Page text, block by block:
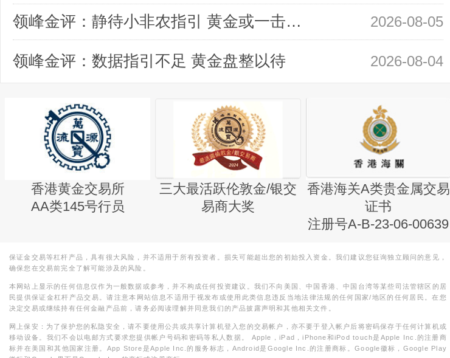
领峰金评：静待小非农指引 黄金或一击破局 2026-08-05
领峰金评：数据指引不足 黄金盘整以待 2026-08-04
香港黄金交易所
AA类145号行员
三大最活跃伦敦金/银交
易商大奖
香港海关A类贵金属交易
证书
注册号A-B-23-06-00639
保证金交易等杠杆产品，具有很大风险，并不适用于所有投资者。损失可能超出您的初始投入资金。我们建议您征询独立顾问的意见，
确保您在交易前完全了解可能涉及的风险。
本网站上显示的任何信息仅作为一般数据或参考，并不构成任何投资建议。我们不向美国、中国香港、中国台湾等某些司法管辖区的居
民提供保证金杠杆产品交易。请注意本网站信息不适用于视发布或使用此类信息违反当地法律法规的任何国家/地区的任何居民。在您
决定交易或继续持有任何金融产品前，请务必阅读理解并同意我们的产品披露声明和其他相关文件。
网上保安：为了保护您的私隐安全，请不要使用公共或共享计算机登入您的交易帐户，亦不要于登入帐户后将密码保存于任何计算机或
移动设备。我们不会以电邮方式要求您提供帐户号码和密码等私人数据。 Apple，iPad，iPhone和iPod touch是Apple Inc.的注册商
标并在美国和其他国家注册。App Store是Apple Inc.的服务标志，Android是Google Inc.的注册商标。Google徽标，Google Play